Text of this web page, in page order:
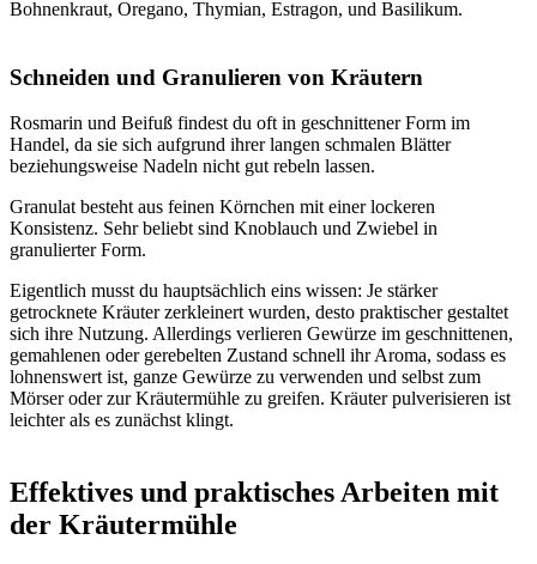
Bohnenkraut, Oregano, Thymian, Estragon, und Basilikum.
Schneiden und Granulieren von Kräutern
Rosmarin und Beifuß findest du oft in geschnittener Form im
Handel, da sie sich aufgrund ihrer langen schmalen Blätter
beziehungsweise Nadeln nicht gut rebeln lassen.
Granulat besteht aus feinen Körnchen mit einer lockeren
Konsistenz. Sehr beliebt sind Knoblauch und Zwiebel in
granulierter Form.
Eigentlich musst du hauptsächlich eins wissen: Je stärker
getrocknete Kräuter zerkleinert wurden, desto praktischer gestaltet
sich ihre Nutzung. Allerdings verlieren Gewürze im geschnittenen,
gemahlenen oder gerebelten Zustand schnell ihr Aroma, sodass es
lohnenswert ist, ganze Gewürze zu verwenden und selbst zum
Mörser oder zur Kräutermühle zu greifen. Kräuter pulverisieren ist
leichter als es zunächst klingt.
Effektives und praktisches Arbeiten mit
der Kräutermühle